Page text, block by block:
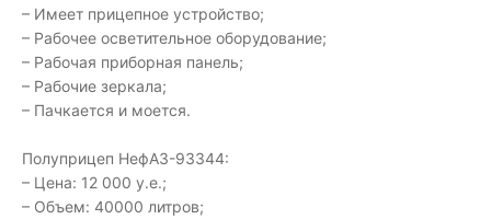
– Имеет прицепное устройство;
– Рабочее осветительное оборудование;
– Рабочая приборная панель;
– Рабочие зеркала;
– Пачкается и моется.
Полуприцеп НефАЗ-93344:
– Цена: 12 000 у.е.;
– Объем: 40000 литров;